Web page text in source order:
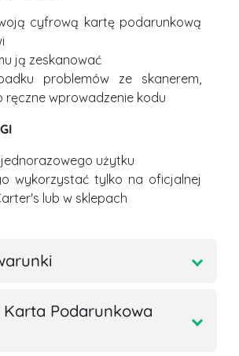
cyfrową kartę podarunkową
ją zeskanować
problemów ze skanerem,
ręczne wprowadzenie kodu
użytku
wykorzystać tylko na oficjalnej
lub w sklepach
Podarunkowa